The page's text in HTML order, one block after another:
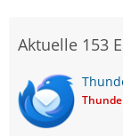
Aktuelle 153